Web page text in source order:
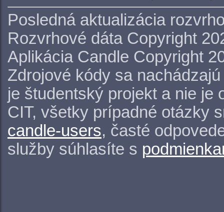
Posledná aktualizácia
Rozvrhové dáta Copyright
Aplikácia Candle Copyright
Zdrojové kódy sa
je študentský projekt a nie je
CIT, všetky prípadné otázky
candle-users, časté
služby súhlasíte s